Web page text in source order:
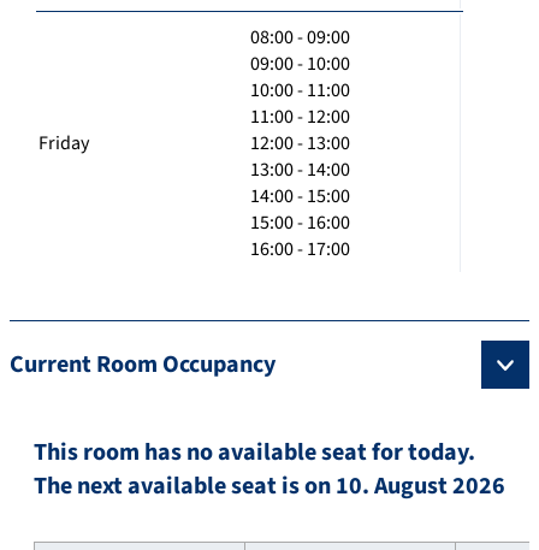
Friday
08:00 - 09:00
09:00 - 10:00
10:00 - 11:00
11:00 - 12:00
12:00 - 13:00
13:00 - 14:00
14:00 - 15:00
15:00 - 16:00
16:00 - 17:00
Current Room Occupancy
This room has no available seat for today.
The next available seat is on 10. August 2026